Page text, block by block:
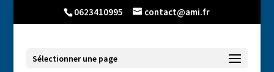
0623410995 contact@ami.fr
Sélectionner une page